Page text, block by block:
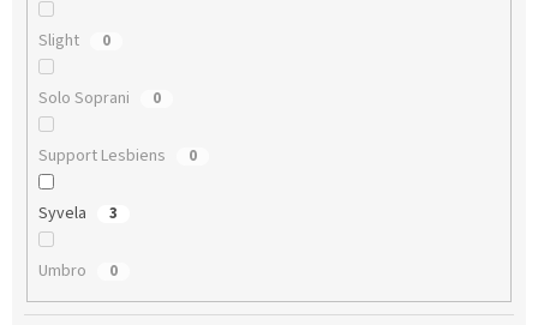
Slight 0
Solo Soprani 0
Support Lesbiens 0
Syvela 3
Umbro 0